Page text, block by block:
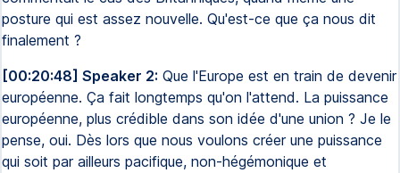
posture qui est assez nouvelle. Qu'est-ce que ça nous dit
finalement ?
[00:20:48] Speaker 2: Que l'Europe est en train de devenir
européenne. Ça fait longtemps qu'on l'attend. La puissance
européenne, plus crédible dans son idée d'une union ? Je le
pense, oui. Dès lors que nous voulons créer une puissance
qui soit par ailleurs pacifique, non-hégémonique et